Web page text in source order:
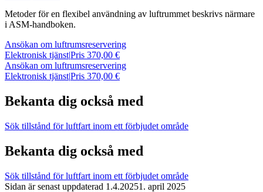
Metoder för en flexibel användning av luftrummet beskrivs närmare
i ASM-handboken.
Ansökan om luftrumsreservering
Elektronisk tjänst|Pris 370,00 €
Ansökan om luftrumsreservering
Elektronisk tjänst|Pris 370,00 €
Bekanta dig också med
Sök tillstånd för luftfart inom ett förbjudet område
Bekanta dig också med
Sök tillstånd för luftfart inom ett förbjudet område
Sidan är senast uppdaterad 1.4.20251. april 2025